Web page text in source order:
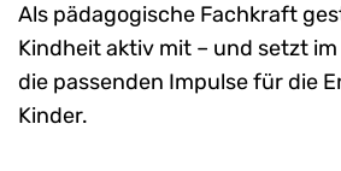
Als pädagogische Fachkraft
Kindheit aktiv mit – und setzt
die passenden Impulse für die
Kinder.